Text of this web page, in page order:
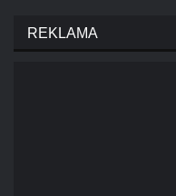
REKLAMA